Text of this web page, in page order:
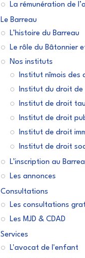
La rémunération de
Le Barreau
L’histoire du Barreau
Le rôle du Bâtonnier
Nos instituts
Institut nîmois des
Institut du droit de
Institut de droit
Institut de droit
Institut de droit
Institut de droit
L’inscription au
Les annonces
Consultations
Les consultations
Les MJD & CDAD
Services
L'avocat de l'enfant